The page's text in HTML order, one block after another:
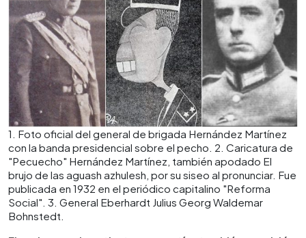
1. Foto oficial del general de brigada Hernández Martínez
con la banda presidencial sobre el pecho. 2. Caricatura de
"Pecuecho" Hernández Martínez, también apodado El
brujo de las aguash azhulesh, por su siseo al pronunciar. Fue
publicada en 1932 en el periódico capitalino "Reforma
Social". 3. General Eberhardt Julius Georg Waldemar
Bohnstedt.